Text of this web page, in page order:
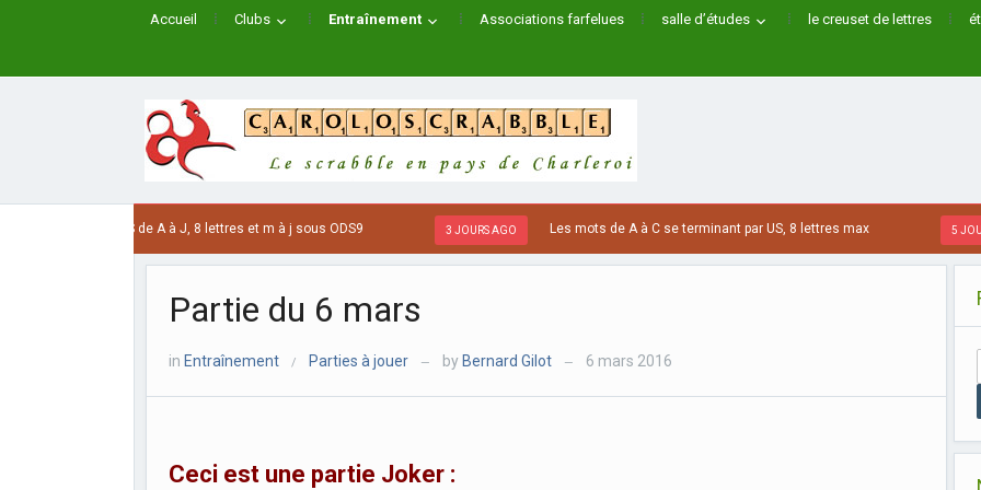
Accueil Clubs Entraînement Associations farfelues salle d’études le creuset de lettres
mots JAPONAIS de A à J, 8 lettres et m à j sous ODS9 3 JOURS AGO Les mots de A à C se terminant par US, 8 lettres max 5 JOURS
Partie du 6 mars
in Entraînement / Parties à jouer — by Bernard Gilot — 6 mars 2016
Ceci est une partie Joker :